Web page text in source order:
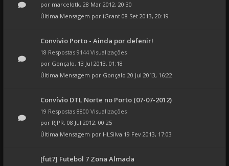
por marcelotk, 28 Mar 2012, 20:30
Última Mensagem por iGrant 08 Set 2013, 20:19
Convivio Porto - Ainda por defenir!
18 Respostas 9144 Visualizações
por Gonçalo, 13 Jul 2013, 01:18
Última Mensagem por Gonçalo 20 Jul 2013, 16:22
Convívio DTL Norte no Porto (07-07-2012)
19 Respostas 8800 Visualizações
por RJPR, 08 Jul 2012, 00:25
Última Mensagem por HLSilva 19 Fev 2013, 17:03
[fut7] Futebol 7 Zona Almada